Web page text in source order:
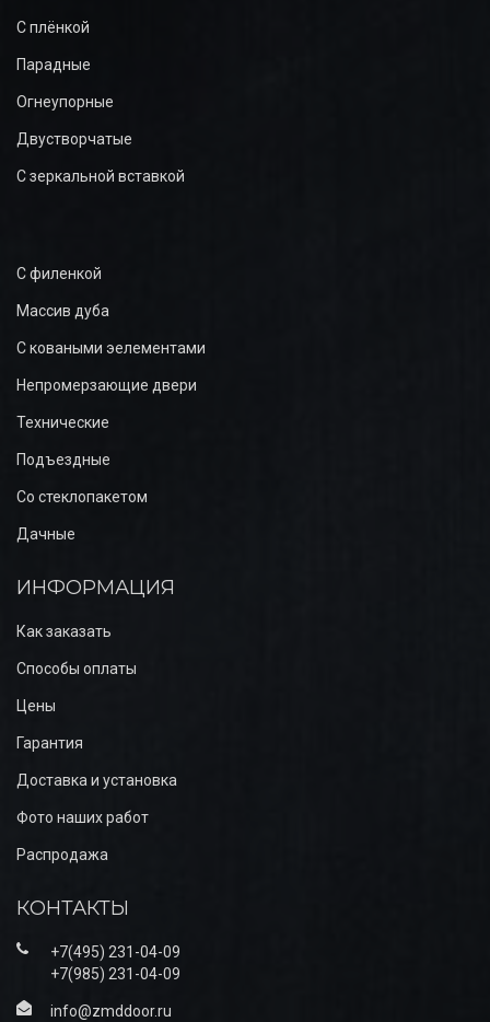
С плёнкой
Парадные
Огнеупорные
Двустворчатые
С зеркальной вставкой
С филенкой
Массив дуба
С коваными эелементами
Непромерзающие двери
Технические
Подъездные
Со стеклопакетом
Дачные
ИНФОРМАЦИЯ
Как заказать
Способы оплаты
Цены
Гарантия
Доставка и установка
Фото наших работ
Распродажа
КОНТАКТЫ
+7(495) 231-04-09
+7(985) 231-04-09
info@zmddoor.ru